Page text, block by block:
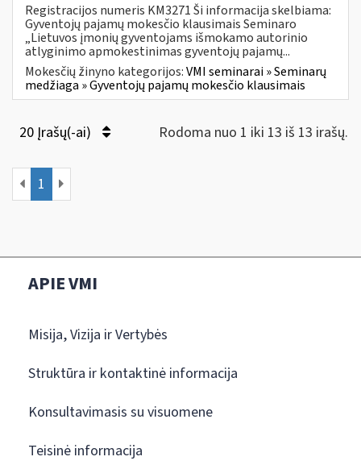
Registracijos numeris KM3271 Ši informacija skelbiama:
Gyventojų pajamų mokesčio klausimais Seminaro
„Lietuvos įmonių gyventojams išmokamo autorinio
atlyginimo apmokestinimas gyventojų pajamų...
Mokesčių žinyno kategorijos:VMI seminarai » Seminarų
medžiaga » Gyventojų pajamų mokesčio klausimais
20 Įrašų(-ai) Rodoma nuo 1 iki 13 iš 13 irašų.
1
APIE VMI
Misija, Vizija ir Vertybės
Struktūra ir kontaktinė informacija
Konsultavimasis su visuomene
Teisinė informacija